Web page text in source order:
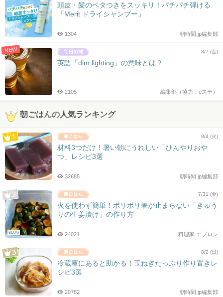
頭皮・髪のベタつきをスッキリ！パチパチ弾ける
「Merit ドライシャンプー」
朝時間.jp編集部
1304
NEW 8/7 (金)
英語「dim lighting」の意味とは？
編集部（協力：eステ）
2105
朝ごはんの人気ランキング
8/4 (火)
材料3つだけ！暑い朝にうれしい「ひんやりおや
つ」レシピ3選
朝時間.jp編集部
32685
BLOG
7/31 (金)
火を使わず簡単！ポリポリ箸が止まらない「きゅう
りの生姜漬け」の作り方
料理家 エプロン
24021
8/2 (日)
冷蔵庫にあると助かる！玉ねぎたっぷり作り置きレ
シピ3選
朝時間.jp編集部
20782